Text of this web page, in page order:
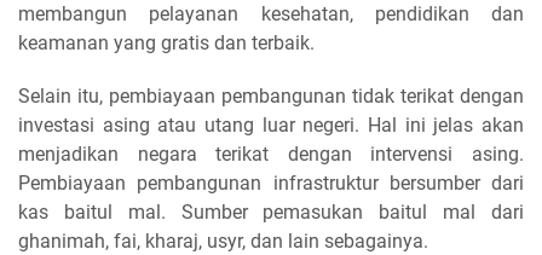
membangun pelayanan kesehatan, pendidikan dan
keamanan yang gratis dan terbaik.
Selain itu, pembiayaan pembangunan tidak terikat dengan
investasi asing atau utang luar negeri. Hal ini jelas akan
menjadikan negara terikat dengan intervensi asing.
Pembiayaan pembangunan infrastruktur bersumber dari
kas baitul mal. Sumber pemasukan baitul mal dari
ghanimah, fai, kharaj, usyr, dan lain sebagainya.